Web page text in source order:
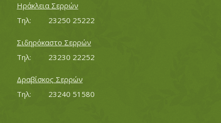
Ηράκλεια Σερρών
Τηλ:		23250 25222
Σιδηρόκαστο Σερρών
Τηλ:		23230 22252
Δραβίσκος Σερρών
Τηλ:		23240 51580